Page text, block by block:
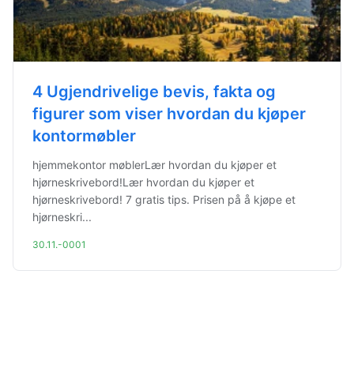
4 Ugjendrivelige bevis, fakta og
figurer som viser hvordan du kjøper
kontormøbler
hjemmekontor møblerLær hvordan du kjøper et
hjørneskrivebord!Lær hvordan du kjøper et
hjørneskrivebord! 7 gratis tips. Prisen på å kjøpe et
hjørneskri...
30.11.-0001